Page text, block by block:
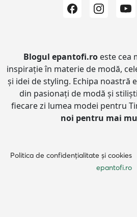
Blogul epantofi.ro este cea
inspirație în materie de modă,
și idei de styling. Echipa noastră
din pasionați de modă și
fiecare zi lumea modei pentru
noi pentru mai
Politica de confidențialitate și cookies
epantofi.ro